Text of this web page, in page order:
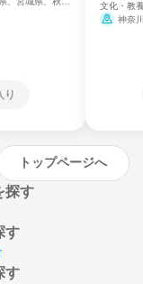
県、鹿児島県、
り
文化・教
ミ、電力
神奈
トップページへ
探す
す
す